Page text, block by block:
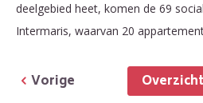
deelgebied heet, komen de 69
Intermaris, waarvan 20
Overzicht
Vorige